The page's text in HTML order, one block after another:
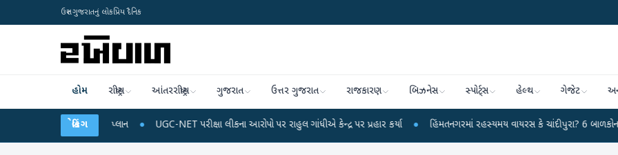
ઉત્તર ગુજરાતનું લોકપ્રિય દૈનિક
હોમ રાષ્ટ્રીય આંતરરાષ્ટ્રીય ગુજરાત ઉત્તર ગુજરાત રાજકારણ બિઝનેસ સ્પોર્ટ્સ હેલ્થ ગેજેટ
બ્રેકિંગ
રિચાર્જ અને ડેટા પ્લાન ● UGC-NET પરીક્ષા લીકના આરોપો પર રાહુલ ગાંધીએ કેન્દ્ર પર પ્રહાર કર્યા ● હિંમતનગરમાં રહસ્યમય વાયરસ કે ચાંદીપુરા? 6 બાળકોના મોતથી